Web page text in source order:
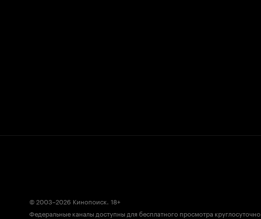
© 2003–2026 Кинопоиск. 18+
Федеральные каналы доступны для бесплатного просмотра круглосуточно